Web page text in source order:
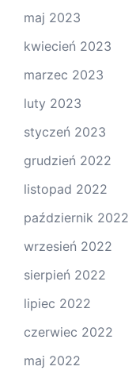
maj 2023
kwiecień 2023
marzec 2023
luty 2023
styczeń 2023
grudzień 2022
listopad 2022
październik 2022
wrzesień 2022
sierpień 2022
lipiec 2022
czerwiec 2022
maj 2022